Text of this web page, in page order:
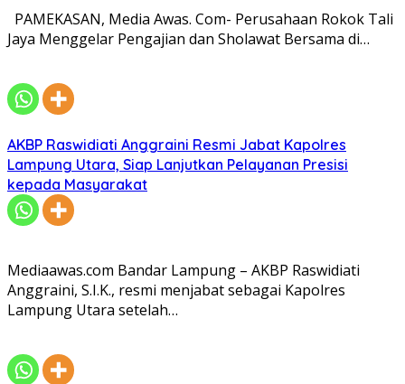
PAMEKASAN, Media Awas. Com- Perusahaan Rokok Tali
Jaya Menggelar Pengajian dan Sholawat Bersama di…
AKBP Raswidiati Anggraini Resmi Jabat Kapolres
Lampung Utara, Siap Lanjutkan Pelayanan Presisi
kepada Masyarakat
Mediaawas.com Bandar Lampung – AKBP Raswidiati
Anggraini, S.I.K., resmi menjabat sebagai Kapolres
Lampung Utara setelah…